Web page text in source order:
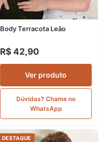
Body Terracota Leão
R$ 42,90
Ver produto
Dúvidas? Chame no
WhatsApp
DESTAQUE